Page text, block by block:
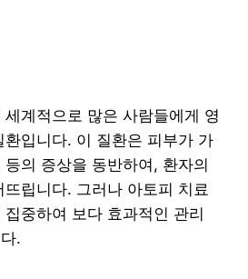
계적으로 많은 사람들에게 영
입니다. 이 질환은 피부가 가
의 증상을 동반하여, 환자의
립니다. 그러나 아토피 치료
중하여 보다 효과적인 관리
.